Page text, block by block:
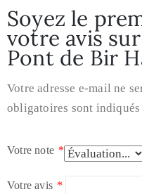
Soyez le
votre avis
Pont de Bir
Votre adresse e-mail ne
obligatoires sont indiqués
Votre note *
Votre avis *